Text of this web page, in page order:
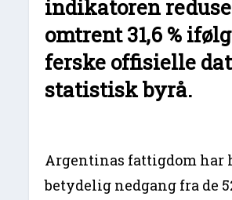
indikatoren
omtrent 31,6 %
ferske offisielle
statistisk byrå.
Argentinas fattigdom har
betydelig nedgang fra de